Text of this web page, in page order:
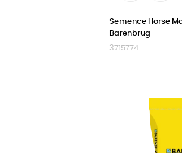
Semence Horse
Barenbrug
3715774